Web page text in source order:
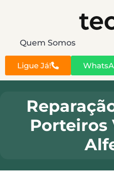
Quem Somos
Ligue Já!
Porteiros